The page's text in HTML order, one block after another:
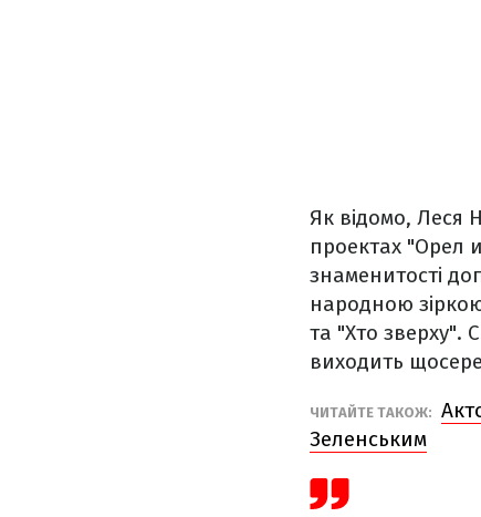
Як відомо, Леся
проектах "Орел
знаменитості
народною
та "Хто зверху".
виходить
ЧИТАЙТЕ ТАКОЖ:
Зеленським